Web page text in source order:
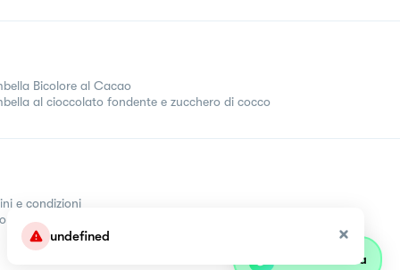
undefined
Bicolore al Cacao
al cioccolato fondente e zucchero di cocco
e condizioni
Parla con olivia